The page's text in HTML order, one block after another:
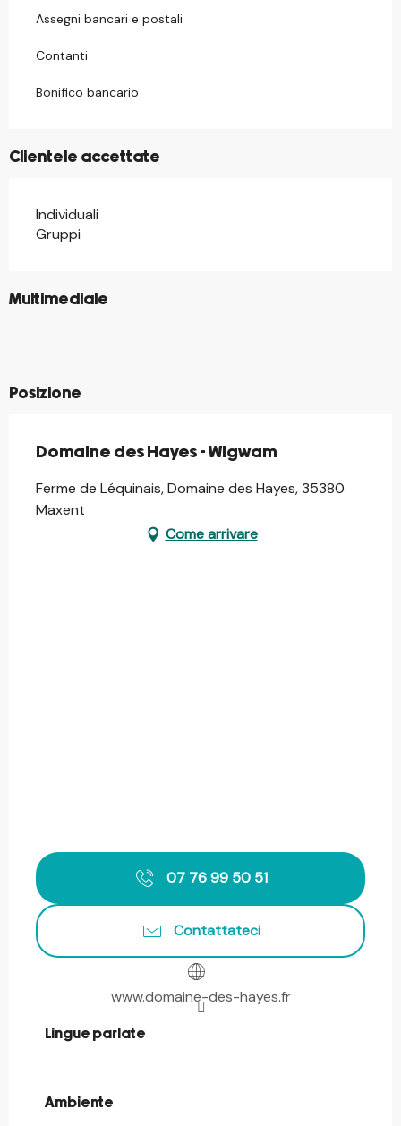
Assegni bancari e postali
Contanti
Bonifico bancario
Clientele accettate
Individuali
Gruppi
Multimediale
©
©
Posizione
Domaine des Hayes - Wigwam
Ferme de Léquinais, Domaine des Hayes, 35380
Maxent
Come arrivare
07 76 99 50 51
Contattateci
www.domaine-des-hayes.fr
Lingue parlate
Lingue parlate
Ambiente
Ambiente